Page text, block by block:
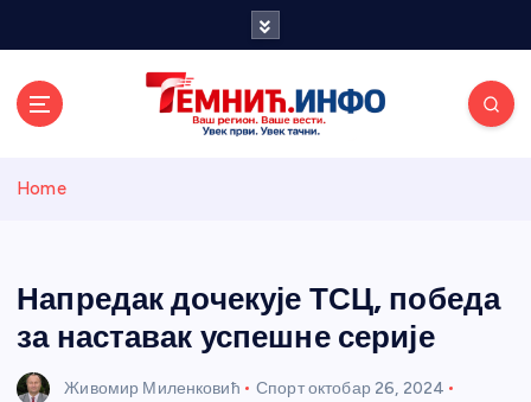
и портал
Home
Напредак дочекује ТСЦ, победа
за наставак успешне серије
Живомир Миленковић Спортоктобар 26, 2024